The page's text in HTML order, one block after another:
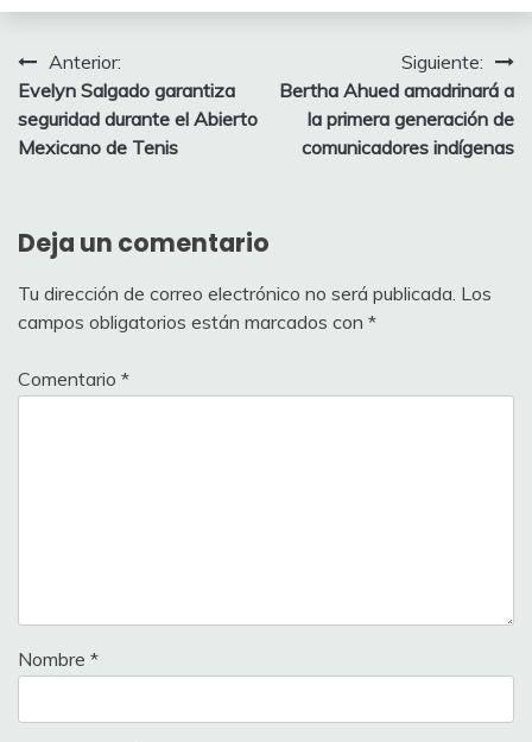
Navegación
de
entradas
Anterior:
Evelyn Salgado garantiza
seguridad durante el Abierto
Mexicano de Tenis
Siguiente:
Bertha Ahued amadrinará a
la primera generación de
comunicadores indígenas
Deja un comentario
Tu dirección de correo electrónico no será publicada. Los
campos obligatorios están marcados con *
Comentario *
Nombre *